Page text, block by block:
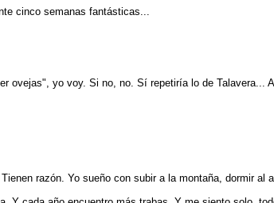
cinco semanas fantásticas...
ovejas", yo voy. Si no, no. Sí repetiría lo de Talavera...
razón. Yo sueño con subir a la montaña, dormir al